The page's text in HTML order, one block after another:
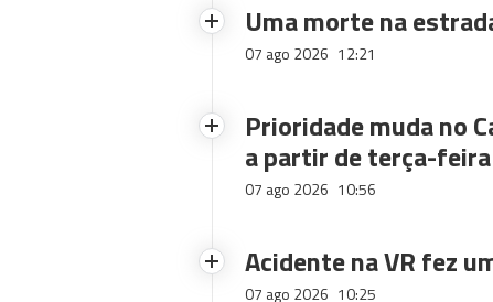
Uma morte na
07 ago 2026 12:21
Prioridade muda no
a partir de terça-feira
07 ago 2026 10:56
Acidente na VR fez
07 ago 2026 10:25